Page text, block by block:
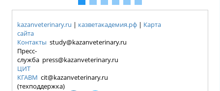
kazanveterinary.ru | казветакадемия.рф | Карта
сайта
Контакты study@kazanveterinary.ru
Пресс-
служба press@kazanveterinary.ru
ЦИТ
КГАВМ cit@kazanveterinary.ru
(техподдержка)